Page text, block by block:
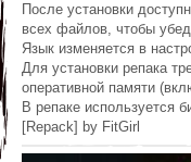
После установки
всех файлов, чтобы
Язык изменяется в
Для установки репака
оперативной памяти
В репаке используется
[Repack] by FitGirl